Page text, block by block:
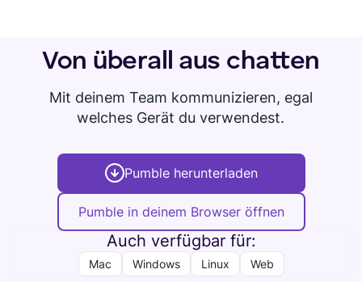
Von überall aus chatten
Mit deinem Team kommunizieren, egal
welches Gerät du verwendest.
Pumble herunterladen
Pumble in deinem Browser öffnen
Auch verfügbar für:
Mac Windows Linux Web